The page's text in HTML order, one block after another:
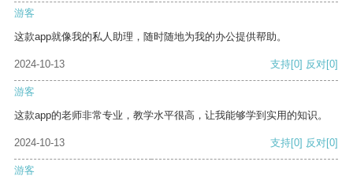
游客
这款app就像我的私人助理，随时随地为我的办公提供帮助。
2024-10-13 支持[0] 反对[0]
游客
这款app的老师非常专业，教学水平很高，让我能够学到实用的知识。
2024-10-13 支持[0] 反对[0]
游客